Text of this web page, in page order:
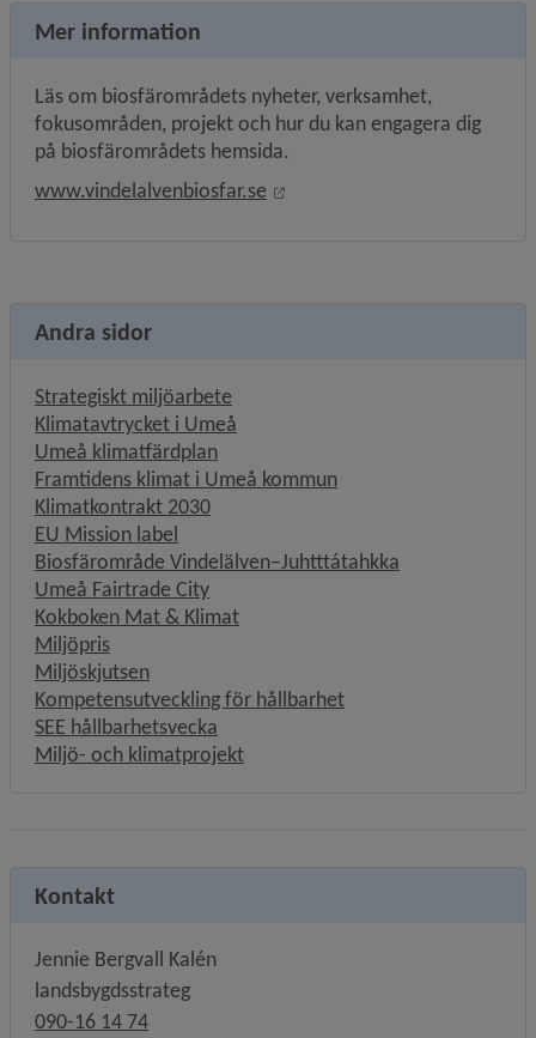
Mer information
Läs om biosfärområdets nyheter, verksamhet,
fokusområden, projekt och hur du kan engagera dig
på biosfärområdets hemsida.
www.vindelalvenbiosfar.se
Länk till annan webbplats,
Andra sidor
Strategiskt miljöarbete
Klimatavtrycket i Umeå
Umeå klimatfärdplan
Framtidens klimat i Umeå kommun
Klimatkontrakt 2030
EU Mission label
Biosfärområde Vindelälven–Juhtttátahkka
Umeå Fairtrade City
Kokboken Mat & Klimat
Miljöpris
Miljöskjutsen
Kompetensutveckling för hållbarhet
SEE hållbarhetsvecka
Miljö- och klimatprojekt
Kontakt
Jennie Bergvall Kalén
landsbygdsstrateg
090-16 14 74